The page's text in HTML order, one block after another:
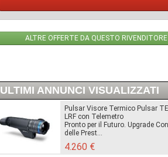
ALTRE OFFERTE DA QUESTO RIVENDITORE
ULTIMI ANNUNCI VISUALIZZATI
Pulsar Visore Termico Pulsar
LRF con Telemetro
Pronto per il Futuro. Upgrade
delle Prest...
4.260 €